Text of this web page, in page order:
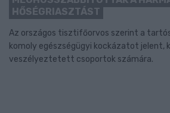
HŐSÉGRIASZTÁST
Az országos tisztifőorvos szerint a
komoly egészségügyi kockázatot jelent,
veszélyeztetett csoportok számára.